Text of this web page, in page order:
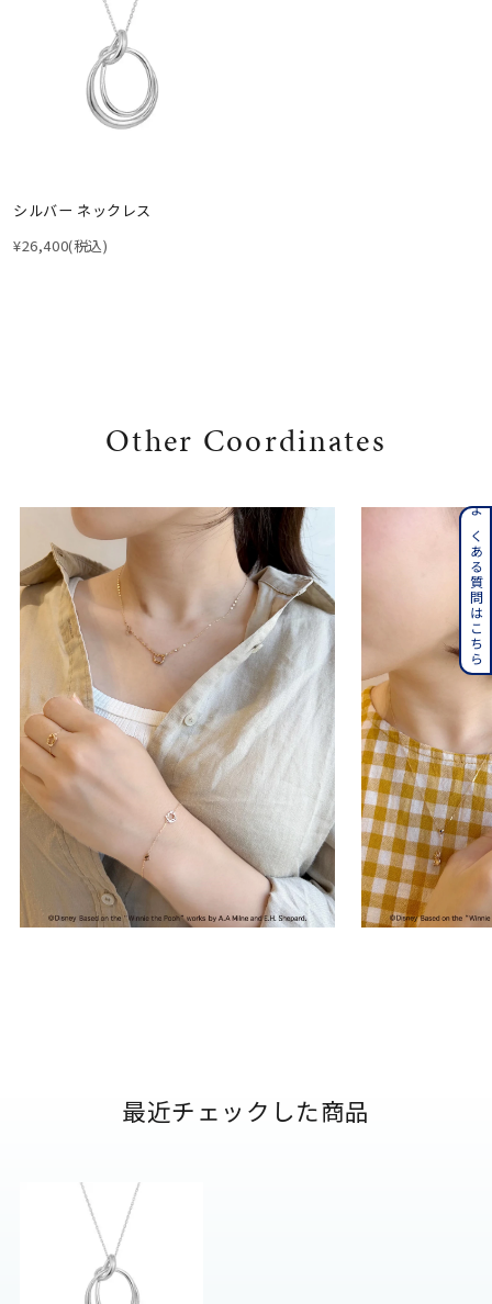
シルバー ネックレス
¥26,400(税込)
Other Coordinates
最近チェックした商品
よくある質問はこちら